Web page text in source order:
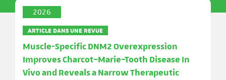
2026
ARTICLE DANS UNE REVUE
Muscle-Specific DNM2 Overexpression
Improves Charcot–Marie–Tooth Disease In
Vivo and Reveals a Narrow Therapeutic